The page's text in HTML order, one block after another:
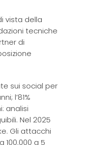
vista della
tecniche
di
sui social per
l’81%
analisi
Nel 2025
Gli attacchi
a 5